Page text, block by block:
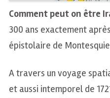
Comment peut on être
300 ans exactement
épistolaire de
A travers un voyage
et aussi intemporel de